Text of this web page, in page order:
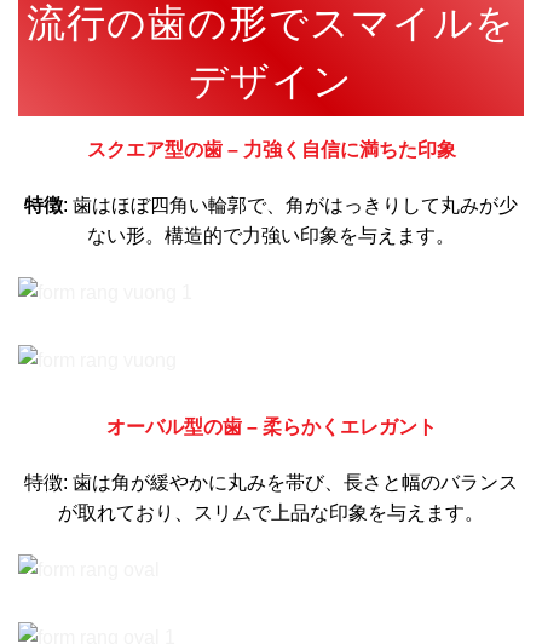
流行の歯の形でスマイルを
デザイン
スクエア型の歯 – 力強く自信に満ちた印象
特徴: 歯はほぼ四角い輪郭で、角がはっきりして丸みが少
ない形。構造的で力強い印象を与えます。
オーバル型の歯 – 柔らかくエレガント
特徴: 歯は角が緩やかに丸みを帯び、長さと幅のバランス
が取れており、スリムで上品な印象を与えます。